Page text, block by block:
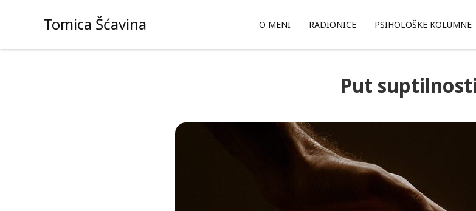
Tomica Šćavina O MENI RADIONICE PSIHOLOŠKE KOLUMNE
Put suptilnosti